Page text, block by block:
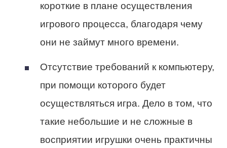
короткие в плане осуществления
игрового процесса, благодаря чему
они не займут много времени.
Отсутствие требований к компьютеру,
при помощи которого будет
осуществляться игра. Дело в том, что
такие небольшие и не сложные в
восприятии игрушки очень практичны